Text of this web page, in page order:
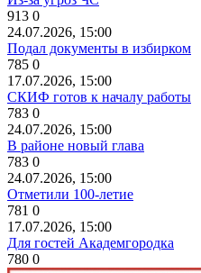
913 0
24.07.2026, 15:00
Подал документы в избирком
785 0
17.07.2026, 15:00
СКИФ готов к началу работы
783 0
24.07.2026, 15:00
В районе новый глава
783 0
24.07.2026, 15:00
Отметили 100-летие
781 0
17.07.2026, 15:00
Для гостей Академгородка
780 0